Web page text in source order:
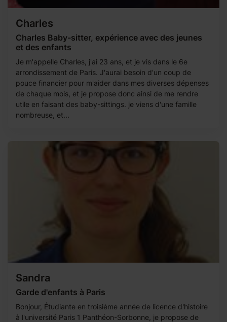
Charles
Charles Baby-sitter, expérience avec des jeunes
et des enfants
Je m'appelle Charles, j'ai 23 ans, et je vis dans le 6e
arrondissement de Paris. J'aurai besoin d'un coup de
pouce financier pour m'aider dans mes diverses dépenses
de chaque mois, et je propose donc ainsi de me rendre
utile en faisant des baby-sittings. je viens d'une famille
nombreuse, et...
Sandra
Garde d'enfants à Paris
Bonjour, Étudiante en troisième année de licence d'histoire
à l'université Paris 1 Panthéon-Sorbonne, je propose de